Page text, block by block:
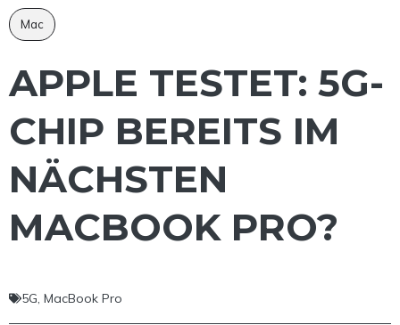
Mac
APPLE TESTET: 5G-
CHIP BEREITS IM
NÄCHSTEN
MACBOOK PRO?
5G, MacBook Pro